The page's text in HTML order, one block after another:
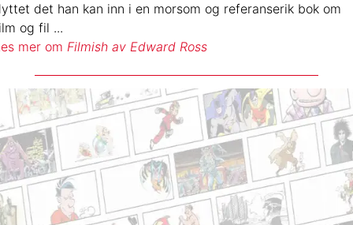
det han kan inn i en morsom og referanserik bok om
og fil ...
mer om Filmish av Edward Ross